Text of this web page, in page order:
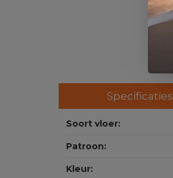
Specificaties
Soort vloer:
Patroon:
Kleur: